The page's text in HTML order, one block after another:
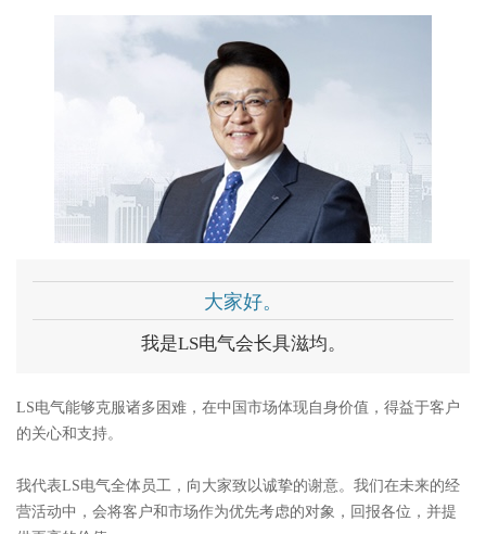
大家好。
我是LS电气会长具滋均。
LS电气能够克服诸多困难，在中国市场体现自身价值，得益于客户
的关心和支持。
我代表LS电气全体员工，向大家致以诚挚的谢意。我们在未来的经
营活动中，会将客户和市场作为优先考虑的对象，回报各位，并提